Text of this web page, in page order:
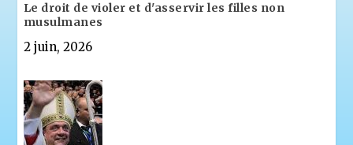
Le droit de violer et d'asservir les filles non
musulmanes
2 juin, 2026